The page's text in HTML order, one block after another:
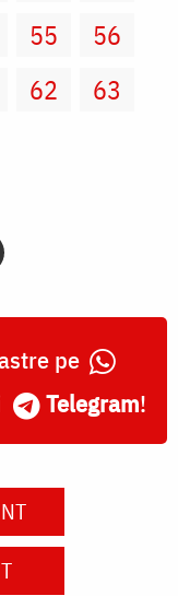
55
56
62
63
pe
Telegram!